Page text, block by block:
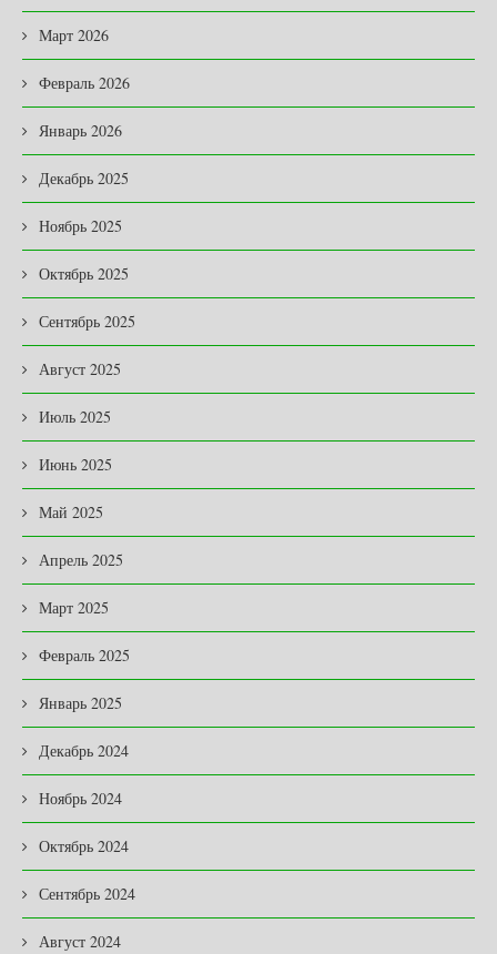
Март 2026
Февраль 2026
Январь 2026
Декабрь 2025
Ноябрь 2025
Октябрь 2025
Сентябрь 2025
Август 2025
Июль 2025
Июнь 2025
Май 2025
Апрель 2025
Март 2025
Февраль 2025
Январь 2025
Декабрь 2024
Ноябрь 2024
Октябрь 2024
Сентябрь 2024
Август 2024